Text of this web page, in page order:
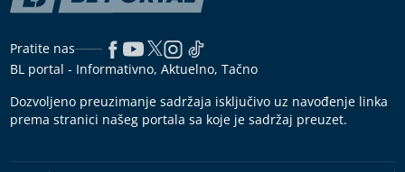
Pratite nas
BL portal - Informativno, Aktuelno, Tačno
Dozvoljeno preuzimanje sadržaja isključivo uz navođenje linka
prema stranici našeg portala sa koje je sadržaj preuzet.